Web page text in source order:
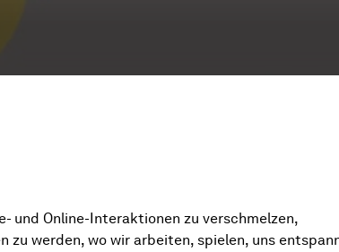
und Online-Interaktionen zu verschmelzen,
werden, wo wir arbeiten, spielen, uns